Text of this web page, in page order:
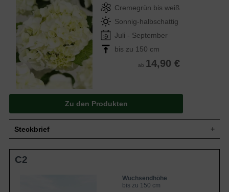
Cremegrün bis weiß
Sonnig-halbschattig
Juli - September
bis zu 150 cm
ab 14,90 €
Zu den Produkten
Steckbrief
Kleiner Strauch, breitbuschig und
Sommergrün, oval, am Ende zugespitzt,
C2
Wuchsendhöhe
bis zu 150 cm